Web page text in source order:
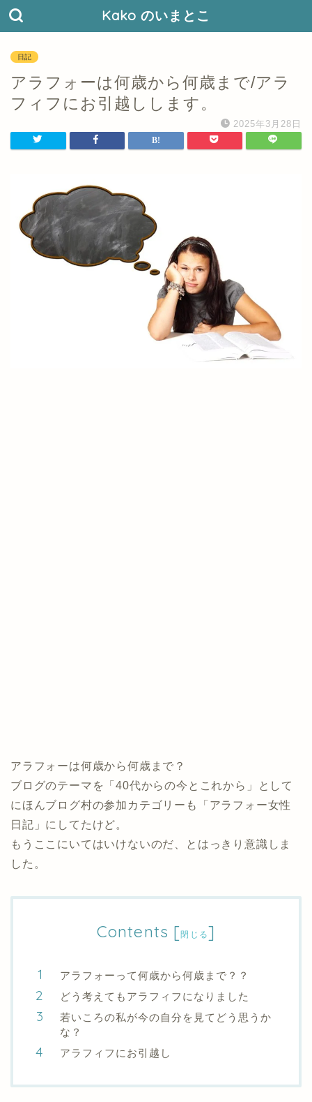
Kako のいまとこ
日記
アラフォーは何歳から何歳まで/アラ
フィフにお引越しします。
2025年3月28日
アラフォーは何歳から何歳まで？
ブログのテーマを「40代からの今とこれから」として
にほんブログ村の参加カテゴリーも「アラフォー女性
日記」にしてたけど。
もうここにいてはいけないのだ、とはっきり意識しま
した。
Contents [閉じる]
アラフォーって何歳から何歳まで？？
どう考えてもアラフィフになりました
若いころの私が今の自分を見てどう思うか
な？
アラフィフにお引越し